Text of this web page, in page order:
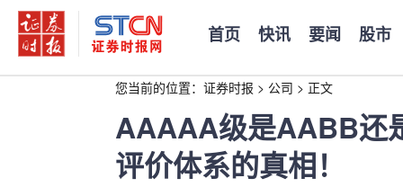
首页 快讯 要闻 股市
您当前的位置： 证券时报 > 公司 > 正文
AAAAA级是AABB还
评价体系的真相！